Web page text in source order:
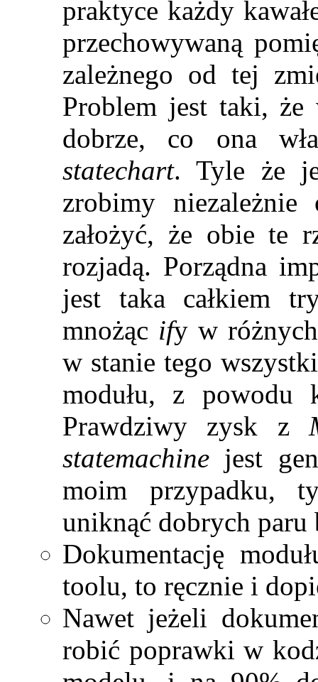
praktyce każdy
przechowywaną
zależnego od tej
Problem jest taki,
dobrze, co ona
statechart. Tyle że
zrobimy
założyć, że obie te
rozjadą. Porządna
jest taka całkiem
mnożąc ify w
w stanie tego
modułu, z powodu
Prawdziwy zysk z
statemachine jest
moim przypadku,
uniknąć dobrych paru
Dokumentację
toolu, to ręcznie i
Nawet jeżeli
robić poprawki w